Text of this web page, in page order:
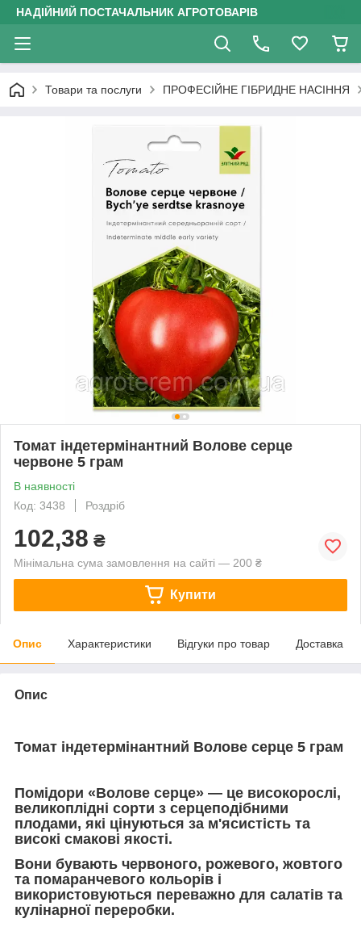
НАДІЙНИЙ ПОСТАЧАЛЬНИК АГРОТОВАРІВ
Товари та послуги ПРОФЕСІЙНЕ ГІБРИДНЕ НАСІННЯ
Томат індетермінантний Волове серце
червоне 5 грам
В наявності
Код: 3438
Роздріб
102,38 ₴
Мінімальна сума замовлення на сайті — 200 ₴
Купити
Опис Характеристики Відгуки про товар Доставка
Опис
Томат індетермінантний Волове серце 5 грам
Помідори «Волове серце» — це високорослі,
великоплідні сорти з серцеподібними
плодами, які цінуються за м'ясистість та
високі смакові якості.
Вони бувають червоного, рожевого, жовтого
та помаранчевого кольорів і
використовуються переважно для салатів та
кулінарної переробки.